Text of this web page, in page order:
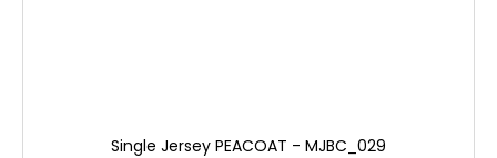
Single Jersey PEACOAT - MJBC_029